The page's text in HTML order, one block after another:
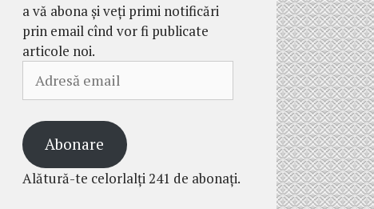
a vă abona și veți primi notificări
prin email cînd vor fi publicate
articole noi.
email
Abonare
Alătură-te celorlalți 241 de abonați.